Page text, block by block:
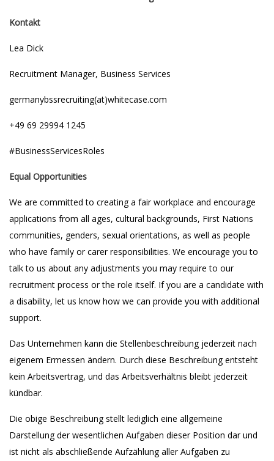
Kontakt
Lea Dick
Recruitment Manager, Business Services
germanybssrecruiting(at)whitecase.com
+49 69 29994 1245
#BusinessServicesRoles
Equal Opportunities
We are committed to creating a fair workplace and encourage
applications from all ages, cultural backgrounds, First Nations
communities, genders, sexual orientations, as well as people
who have family or carer responsibilities. We encourage you to
talk to us about any adjustments you may require to our
recruitment process or the role itself. If you are a candidate with
a disability, let us know how we can provide you with additional
support.
Das Unternehmen kann die Stellenbeschreibung jederzeit nach
eigenem Ermessen ändern. Durch diese Beschreibung entsteht
kein Arbeitsvertrag, und das Arbeitsverhältnis bleibt jederzeit
kündbar.
Die obige Beschreibung stellt lediglich eine allgemeine
Darstellung der wesentlichen Aufgaben dieser Position dar und
ist nicht als abschließende Aufzählung aller Aufgaben zu